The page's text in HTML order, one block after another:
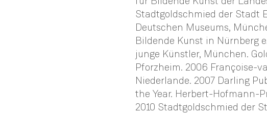
Stadtgoldschmied der Stadt
Deutschen Museums,
Bildende Kunst in Nürnberg
junge Künstler, München.
Pforzheim. 2006 Françoise-
Niederlande. 2007 Darling
the Year. Herbert-Hofmann-
2010 Stadtgoldschmied der